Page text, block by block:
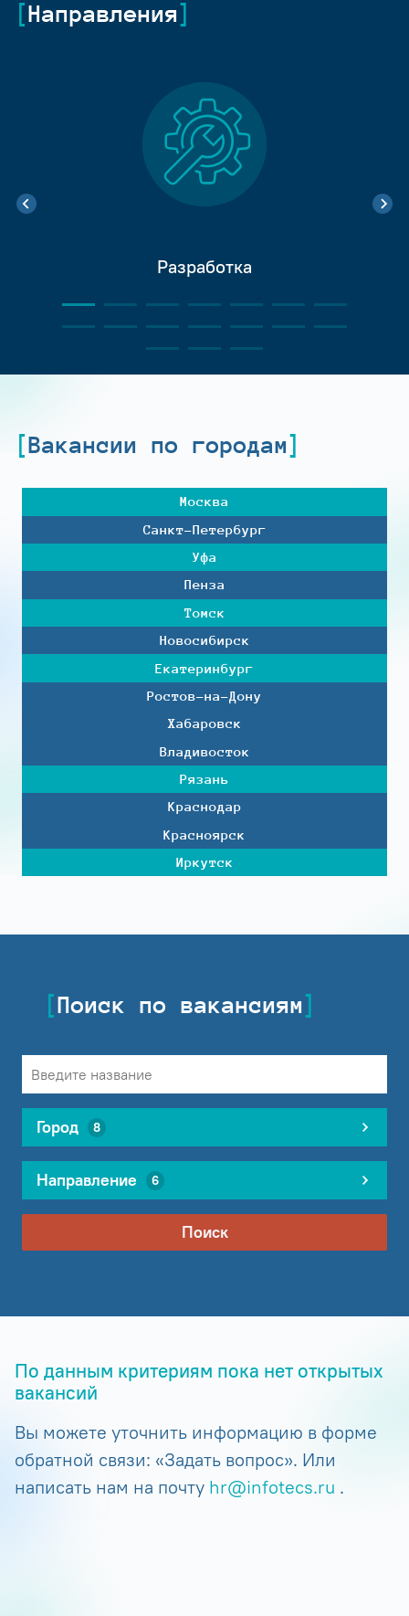
Направления
Разработка
Вакансии по городам
Москва
Санкт-Петербург
Уфа
Пенза
Томск
Новосибирск
Екатеринбург
Ростов-на-Дону
Хабаровск
Владивосток
Рязань
Краснодар
Красноярск
Иркутск
Поиск по вакансиям
Город 8
Направление 6
Поиск
По данным критериям пока нет открытых
вакансий
Вы можете уточнить информацию в форме
обратной связи: «Задать вопрос». Или
написать нам на почту hr@infotecs.ru .